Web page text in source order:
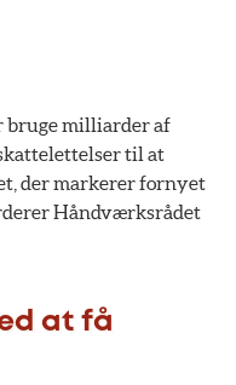
bruge milliarder af
til at
der markerer fornyet
Håndværksrådet
at få